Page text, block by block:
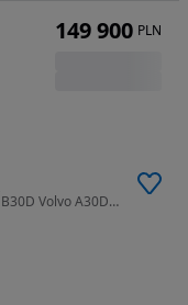
Wozdiło przegubowe technologiczne (nie Bell B30D Volvo A30D Terex Ta30
149 900 PLN